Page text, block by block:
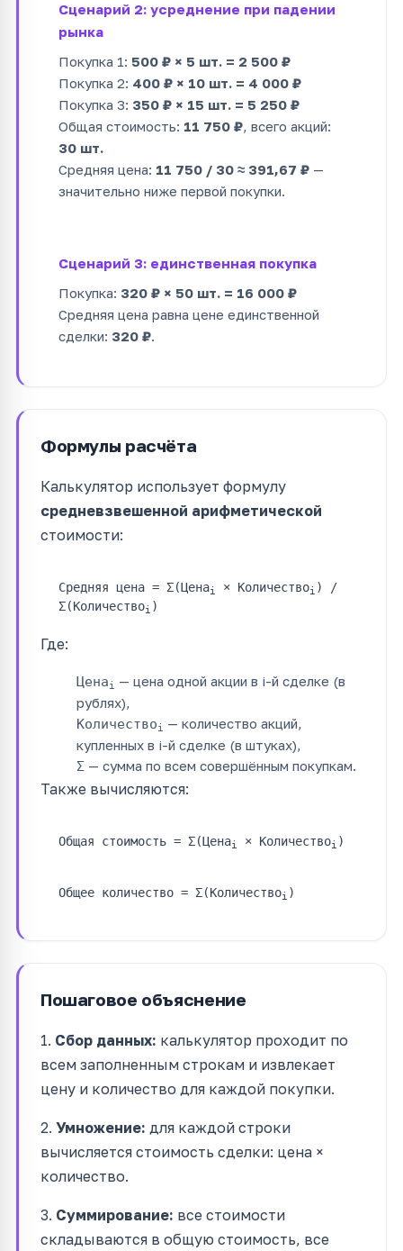
Сценарий 2: усреднение при падении
рынка
Покупка 1: 500 ₽ × 5 шт. = 2 500 ₽
Покупка 2: 400 ₽ × 10 шт. = 4 000 ₽
Покупка 3: 350 ₽ × 15 шт. = 5 250 ₽
Общая стоимость: 11 750 ₽, всего акций:
30 шт.
Средняя цена: 11 750 / 30 ≈ 391,67 ₽ —
значительно ниже первой покупки.
Сценарий 3: единственная покупка
Покупка: 320 ₽ × 50 шт. = 16 000 ₽
Средняя цена равна цене единственной
сделки: 320 ₽.
Формулы расчёта
Калькулятор использует формулу
средневзвешенной арифметической
стоимости:
Средняя цена = Σ(Ценаi × Количествоi ) /
Σ(Количествоi )
Где:
Ценаi — цена одной акции в i-й сделке (в
рублях),
Количествоi — количество акций,
купленных в i-й сделке (в штуках),
Σ — сумма по всем совершённым покупкам.
Также вычисляются:
Общая стоимость = Σ(Ценаi × Количествоi )
Общее количество = Σ(Количествоi )
Пошаговое объяснение
1. Сбор данных: калькулятор проходит по
всем заполненным строкам и извлекает
цену и количество для каждой покупки.
2. Умножение: для каждой строки
вычисляется стоимость сделки: цена ×
количество.
3. Суммирование: все стоимости
складываются в общую стоимость, все